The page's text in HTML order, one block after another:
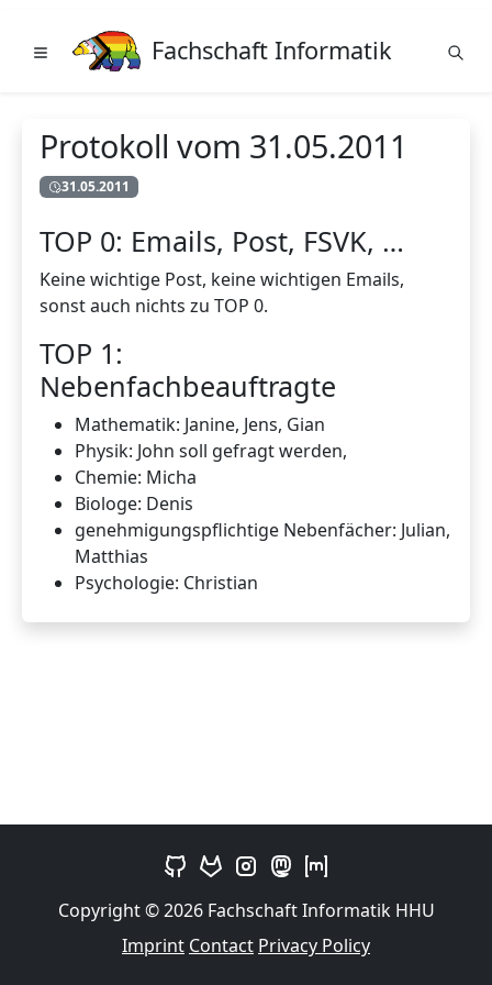
Fachschaft Informatik
Protokoll vom 31.05.2011
31.05.2011
TOP 0: Emails, Post, FSVK, …
Keine wichtige Post, keine wichtigen Emails,
sonst auch nichts zu TOP 0.
TOP 1:
Nebenfachbeauftragte
Mathematik: Janine, Jens, Gian
Physik: John soll gefragt werden,
Chemie: Micha
Biologe: Denis
genehmigungspflichtige Nebenfächer: Julian,
Matthias
Psychologie: Christian
Copyright © 2026 Fachschaft Informatik HHU
Imprint Contact Privacy Policy